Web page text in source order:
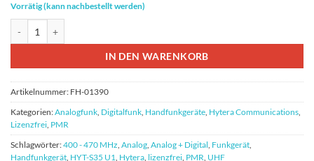
Vorrätig (kann nachbestellt werden)
IN DEN WARENKORB
Artikelnummer: FH-01390
Kategorien:Analogfunk Digitalfunk Handfunkgeräte Hytera Communications
Lizenzfrei PMR
Schlagwörter:400 - 470 MHz Analog Analog + Digital Funkgerät
Handfunkgerät HYT-S35 U1 Hytera lizenzfrei PMR UHF